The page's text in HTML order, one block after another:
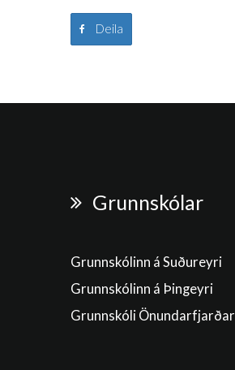
Deila
Grunnskólar
Grunnskólinn á Suðureyri
Grunnskólinn á Þingeyri
Grunnskóli Önundarfjarðar